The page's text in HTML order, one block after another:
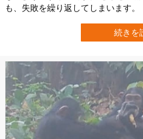
も、失敗を繰り返してしまいます
背後にある「学習の個人差」に注
ューサウスウェールズ大学（
続きを